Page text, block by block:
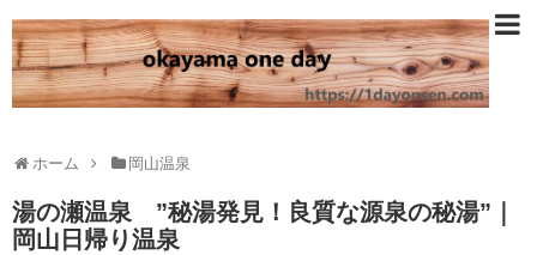
ホーム 岡山温泉
湯の瀬温泉 ”秘湯発見！良質な源泉の秘湯”｜
岡山日帰り温泉